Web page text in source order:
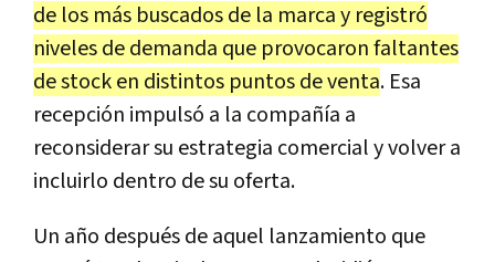
de los más buscados de la marca y registró
niveles de demanda que provocaron faltantes
de stock en distintos puntos de venta. Esa
recepción impulsó a la compañía a
reconsiderar su estrategia comercial y volver a
incluirlo dentro de su oferta.
Un año después de aquel lanzamiento que